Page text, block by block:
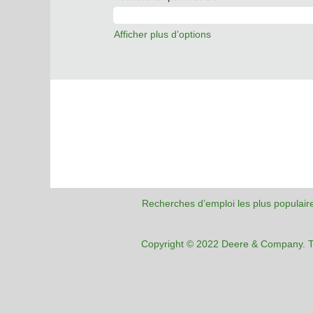
Afficher plus d’options
Recherches d’emploi les plus
Copyright © 2022 Deere & Company.